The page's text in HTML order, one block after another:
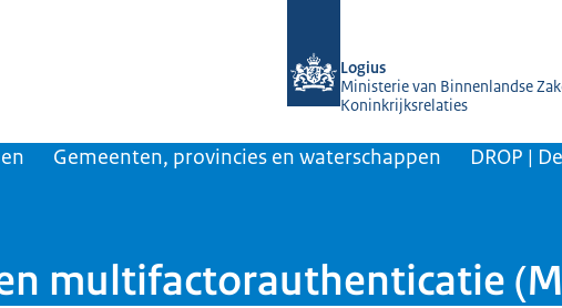
Logius
Ministerie van Binnenlandse
Koninkrijksrelaties
Gemeenten, provincies en waterschappen
DROP |
multifactorauthenticatie